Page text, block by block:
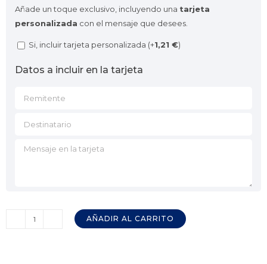
Añade un toque exclusivo, incluyendo una tarjeta
personalizada con el mensaje que desees.
Si, incluir tarjeta personalizada (+1,21 €)
Datos a incluir en la tarjeta
AÑADIR AL CARRITO